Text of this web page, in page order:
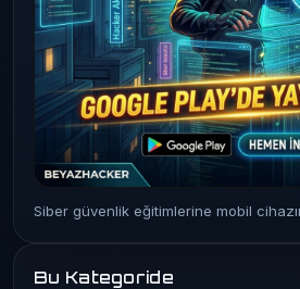
Siber güvenlik eğitimlerine mobil
Bu Kategoride